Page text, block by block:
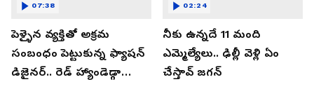
పెళ్ళైన వ్యక్తితో అక్రమ
సంబంధం పెట్టుకున్న ఫ్యాషన్
డిజైనర్.. రెడ్ హ్యాండెడ్గా
07:38
నీకు ఉన్నదే 11 మంది
ఎమ్మెల్యేలు.. ఢిల్లీ వెళ్లి ఏం
చేస్తావ్ జగన్
02:24